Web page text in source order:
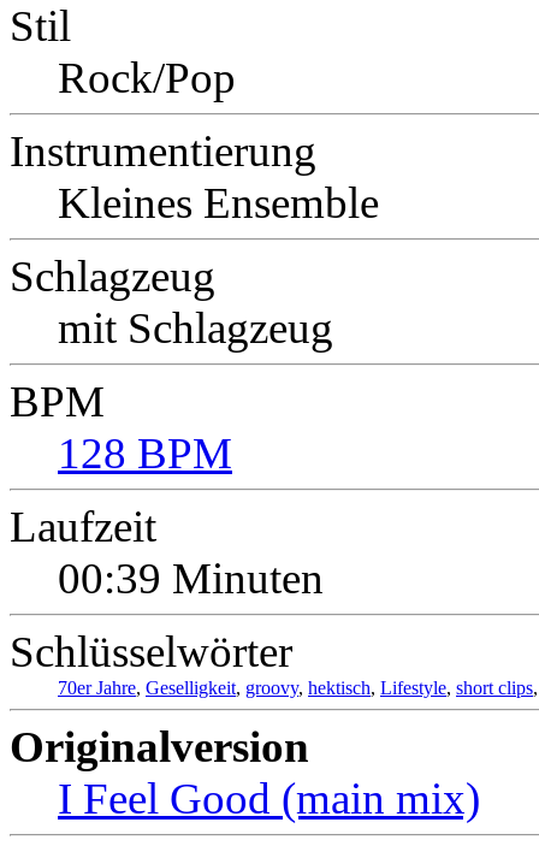
Stil
Rock/Pop
Instrumentierung
Kleines Ensemble
Schlagzeug
mit Schlagzeug
BPM
128 BPM
Laufzeit
00:39 Minuten
Schlüsselwörter
70er Jahre, Geselligkeit, groovy, hektisch, Lifestyle, short clips
Originalversion
I Feel Good (main mix)